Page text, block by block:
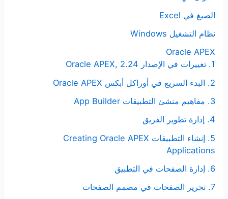
الصيغ في Excel
نظام التشغيل Windows
Oracle APEX
1. تغييرات في الإصدار Oracle APEX, 2.24
2. البدء السريع في أوراكل أبكس Oracle APEX
3. مفاهيم منشئ التطبيقات App Builder
4. إدارة تطوير الفريق
5. إنشاء التطبيقات Creating Oracle APEX
Applications
6. إدارة الصفحات في التطبيق
7. تحرير الصفحات في مصمم الصفحات